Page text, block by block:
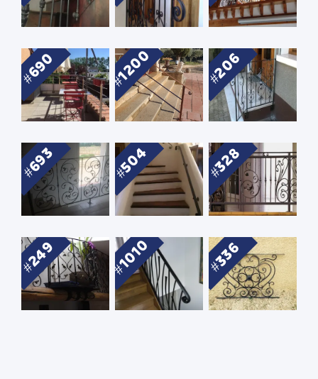
690 1200 206
693 504 328
249 1010 336